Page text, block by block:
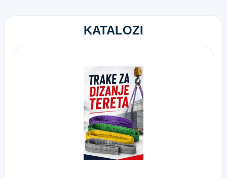
KATALOZI